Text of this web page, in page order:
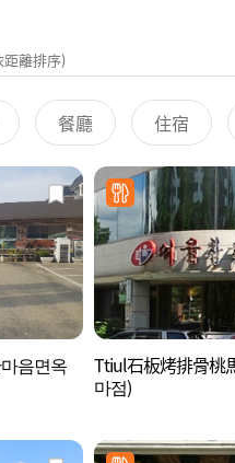
離排序)
餐廳 住宿
음면옥
Ttiul石板烤排骨桃
마점)